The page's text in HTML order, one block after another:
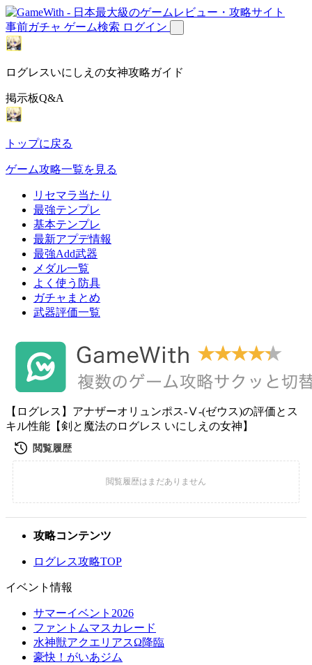
事前ガチャ ゲーム検索 ログイン
ログレスいにしえの女神攻略ガイド
掲示板Q&A
トップに戻る
ゲーム攻略一覧を見る
リセマラ当たり
最強テンプレ
基本テンプレ
最新アプデ情報
最強Add武器
メダル一覧
よく使う防具
ガチャまとめ
武器評価一覧
【ログレス】アナザーオリュンポス-Ⅴ-(ゼウス)の評価とス
キル性能【剣と魔法のログレス いにしえの女神】
攻略コンテンツ
ログレス攻略TOP
イベント情報
サマーイベント2026
ファントムマスカレード
水神獣アクエリアスΩ降臨
豪快！がいあジム